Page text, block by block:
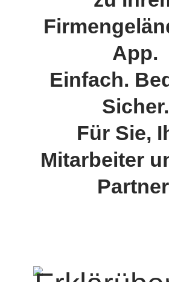
App.
Einfach.
Sicher.
Für Sie,
Mitarbeiter